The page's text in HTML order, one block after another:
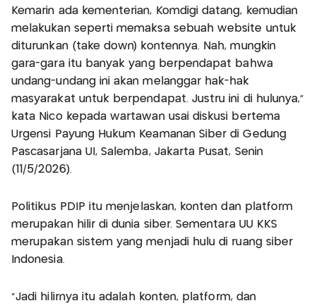
Kemarin ada kementerian, Komdigi datang, kemudian
melakukan seperti memaksa sebuah website untuk
diturunkan (take down) kontennya. Nah, mungkin
gara-gara itu banyak yang berpendapat bahwa
undang-undang ini akan melanggar hak-hak
masyarakat untuk berpendapat. Justru ini di hulunya,"
kata Nico kepada wartawan usai diskusi bertema
Urgensi Payung Hukum Keamanan Siber di Gedung
Pascasarjana UI, Salemba, Jakarta Pusat, Senin
(11/5/2026).
Politikus PDIP itu menjelaskan, konten dan platform
merupakan hilir di dunia siber. Sementara UU KKS
merupakan sistem yang menjadi hulu di ruang siber
Indonesia.
“Jadi hilirnya itu adalah konten, platform, dan